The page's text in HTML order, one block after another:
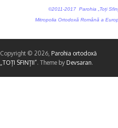
©2011-2017 Parohia „Toți
Mitropolia Ortodoxă Română a
Copyright © 2026, Parohia ortodoxă
„TOȚI SFINȚII”. Theme by Devsaran.